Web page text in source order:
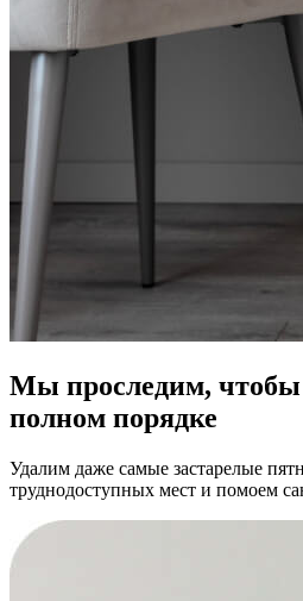
Мы проследим, чтобы
полном порядке
Удалим даже самые застарелые
труднодоступных мест и помоем